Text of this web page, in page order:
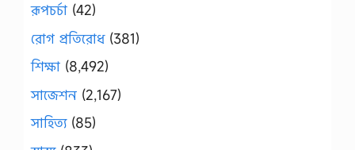
রূপচর্চা (42)
রোগ প্রতিরোধ(381)
শিক্ষা (8,492)
সাজেশন (2,167)
সাহিত্য(85)